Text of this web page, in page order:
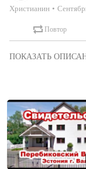
Христианин
Повтор
После нескольких
Я отозвался, но
сказала...
№55